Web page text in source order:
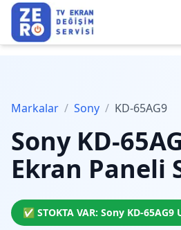
Markalar / Sony / KD-65AG9
Sony KD-
Ekran Paneli
✅ STOKTA VAR: Sony KD-65AG9